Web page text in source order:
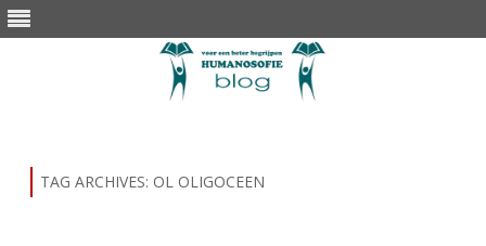
TAG ARCHIVES: OL OLIGOCEEN